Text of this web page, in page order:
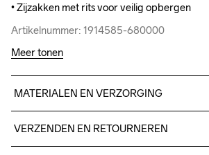
• Zijzakken met rits voor veilig opbergen
Artikelnummer: 1914585-680000
• Zijzakken met rits voor veilig opbergen
Artikelnummer: 1914585-680000
Meer tonen
MATERIALEN EN VERZORGING
74% Polyamide-Recycled
VERZENDEN EN RETOURNEREN